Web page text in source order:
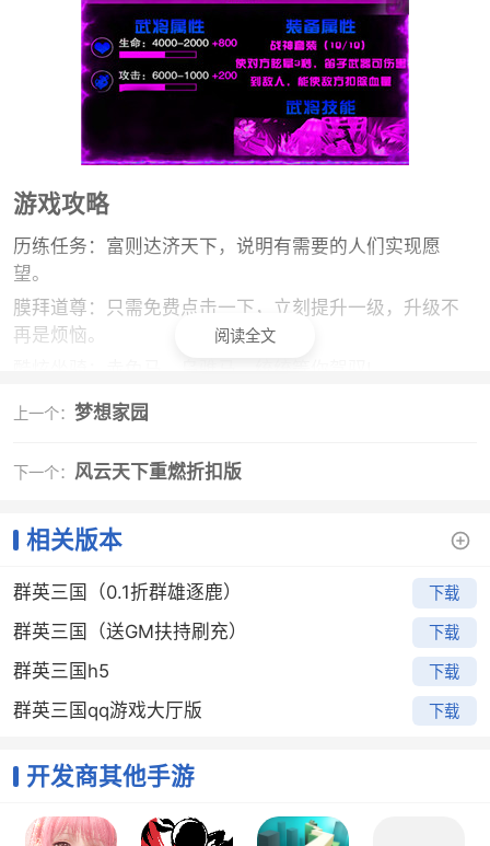
游戏攻略
历练任务：富则达济天下，说明有需要的人们实现愿
望。
膜拜道尊：只需免费点击一下，立刻提升一级，升级不
再是烦恼。
武神争霸：争夺天下最强之名，能依靠的只有你的实
无双武将：无双吕布，忠勇关羽，统统成为你的部下。
手游特色
1、创角送海量资源、5星关羽、进阶石*1000、银币
*200W
2、百人团战，火力全开，爆屏技能，实时施放，感
受戳戳点点乐趣
3、闯连营玩法，斗智斗勇，运筹帷幄
5、精美的3D图形和精美的地图场景，为玩家们创造
阅读全文
上一个： 梦想家园
下一个： 风云天下重燃折扣版
相关版本
群英三国（0.1折群雄逐鹿） 下载
群英三国（送GM扶持刷充） 下载
群英三国h5 下载
群英三国qq游戏大厅版 下载
开发商其他手游